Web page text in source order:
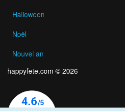
Halloween
Noël
Nouvel an
happyfete.com © 2026